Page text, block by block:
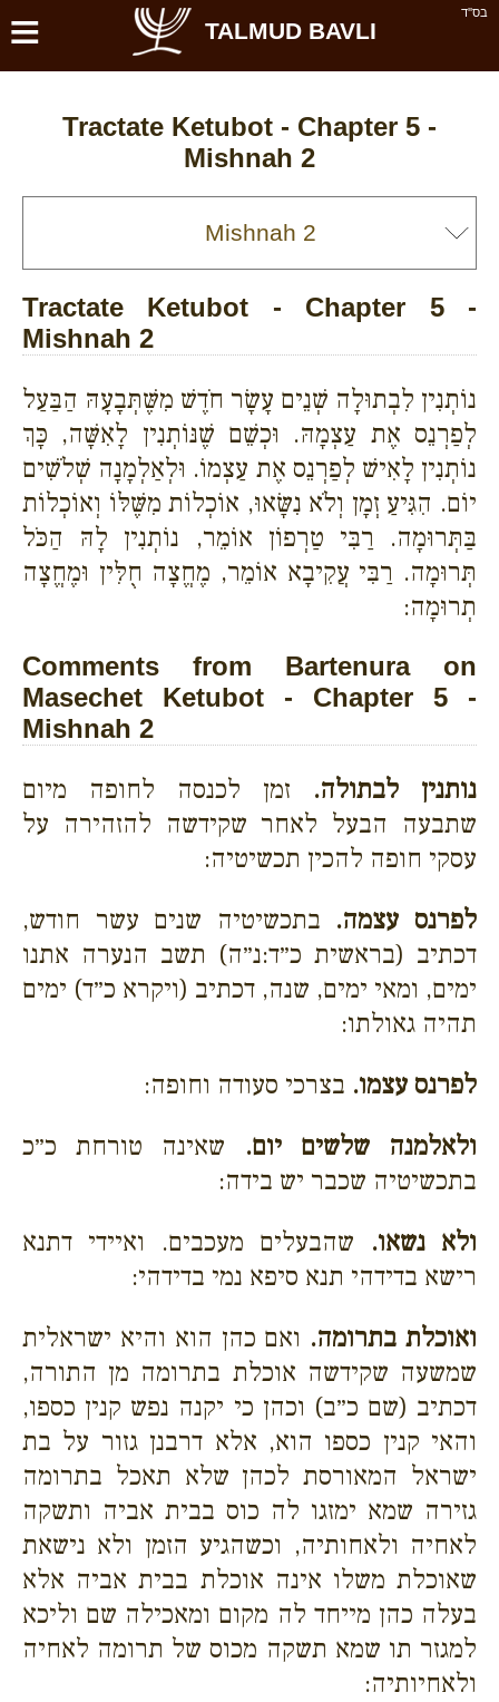
בס''ד ≡ TALMUD BAVLI
Tractate Ketubot - Chapter 5 -
Mishnah 2
Tractate Ketubot - Chapter 5 -
Mishnah 2
נוֹתְנִין לִבְתוּלָה שְׁנֵים עָשָׂר חֹדֶשׁ מִשֶּׁתְּבָעָהּ הַבַּעַל
לְפַרְנֵס אֶת עַצְמָהּ. וּכְשֵׁם שֶׁנּוֹתְנִין לָאִשָּׁה, כָּךְ
נוֹתְנִין לָאִישׁ לְפַרְנֵס אֶת עַצְמוֹ. וּלְאַלְמָנָה שְׁלֹשִׁים
יוֹם. הִגִּיעַ זְמָן וְלֹא נִשָּׂאוּ, אוֹכְלוֹת מִשֶּׁלּוֹ וְאוֹכְלוֹת
בַּתְּרוּמָה. רַבִּי טַרְפוֹן אוֹמֵר, נוֹתְנִין לָהּ הַכֹּל
תְּרוּמָה. רַבִּי עֲקִיבָא אוֹמֵר, מֶחֱצָה חֻלִּין וּמֶחֱצָה
תְרוּמָה:
Comments from Bartenura on
Masechet Ketubot - Chapter 5 -
Mishnah 2
נותנין לבתולה. זמן לכנסה לחופה מיום
שתבעה הבעל לאחר שקידשה להזהירה על
עסקי חופה להכין תכשיטיה:
לפרנס עצמה. בתכשיטיה שנים עשר חודש,
דכתיב (בראשית כ״ד:נ״ה) תשב הנערה אתנו
ימים, ומאי ימים, שנה, דכתיב (ויקרא כ״ד) ימים
תהיה גאולתו:
לפרנס עצמו. בצרכי סעודה וחופה:
ולאלמנה שלשים יום. שאינה טורחת כ״כ
בתכשיטיה שכבר יש בידה:
ולא נשאו. שהבעלים מעכבים. ואיידי דתנא
רישא בדידהי תנא סיפא נמי בדידהי:
ואוכלת בתרומה. ואם כהן הוא והיא ישראלית
שמשעה שקידשה אוכלת בתרומה מן התורה,
דכתיב (שם כ״ב) וכהן כי יקנה נפש קנין כספו,
והאי קנין כספו הוא, אלא דרבנן גזור על בת
ישראל המאורסת לכהן שלא תאכל בתרומה
גזירה שמא ימזגו לה כוס בבית אביה ותשקה
לאחיה ולאחותיה, וכשהגיע הזמן ולא נישאת
שאוכלת משלו אינה אוכלת בבית אביה אלא
בעלה כהן מייחד לה מקום ומאכילה שם וליכא
למגזר תו שמא תשקה מכוס של תרומה לאחיה
ולאחיותיה: